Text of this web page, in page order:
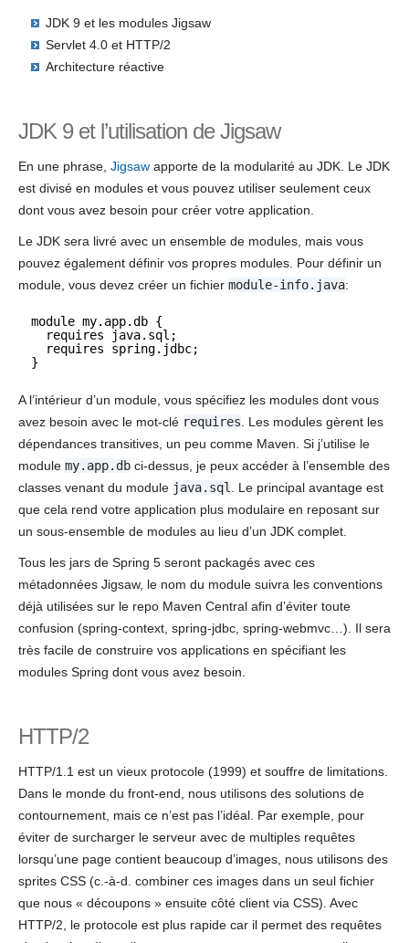
JDK 9 et les modules Jigsaw
Servlet 4.0 et HTTP/2
Architecture réactive
JDK 9 et l’utilisation de Jigsaw
En une phrase, Jigsaw apporte de la modularité au JDK. Le JDK
est divisé en modules et vous pouvez utiliser seulement ceux
dont vous avez besoin pour créer votre application.
Le JDK sera livré avec un ensemble de modules, mais vous
pouvez également définir vos propres modules. Pour définir un
module, vous devez créer un fichier module-info.java:
module my.app.db {
requires java.sql;
requires spring.jdbc;
}
A l’intérieur d’un module, vous spécifiez les modules dont vous
avez besoin avec le mot-clé requires . Les modules gèrent les
dépendances transitives, un peu comme Maven. Si j’utilise le
module my.app.db ci-dessus, je peux accéder à l’ensemble des
classes venant du module java.sql
. Le principal avantage est
que cela rend votre application plus modulaire en reposant sur
un sous-ensemble de modules au lieu d’un JDK complet.
Tous les jars de Spring 5 seront packagés avec ces
métadonnées Jigsaw, le nom du module suivra les conventions
déjà utilisées sur le repo Maven Central afin d’éviter toute
confusion (spring-context, spring-jdbc, spring-webmvc…). Il sera
très facile de construire vos applications en spécifiant les
modules Spring dont vous avez besoin.
HTTP/2
HTTP/1.1 est un vieux protocole (1999) et souffre de limitations.
Dans le monde du front-end, nous utilisons des solutions de
contournement, mais ce n’est pas l’idéal. Par exemple, pour
éviter de surcharger le serveur avec de multiples requêtes
lorsqu’une page contient beaucoup d’images, nous utilisons des
sprites CSS (c.-à-d. combiner ces images dans un seul fichier
que nous « découpons » ensuite côté client via CSS). Avec
HTTP/2, le protocole est plus rapide car il permet des requêtes